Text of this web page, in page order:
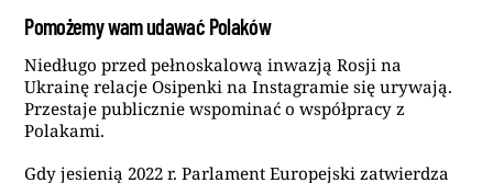
Pomożemy wam udawać Polaków
Niedługo przed pełnoskalową inwazją Rosji na
Ukrainę relacje Osipenki na Instagramie się urywają.
Przestaje publicznie wspominać o współpracy z
Polakami.
Gdy jesienią 2022 r. Parlament Europejski zatwierdza